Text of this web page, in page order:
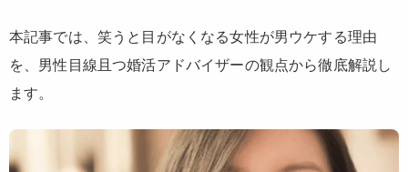
本記事では、笑うと目がなくなる女性が男ウケする理由
を、男性目線且つ婚活アドバイザーの観点から徹底解説し
ます。